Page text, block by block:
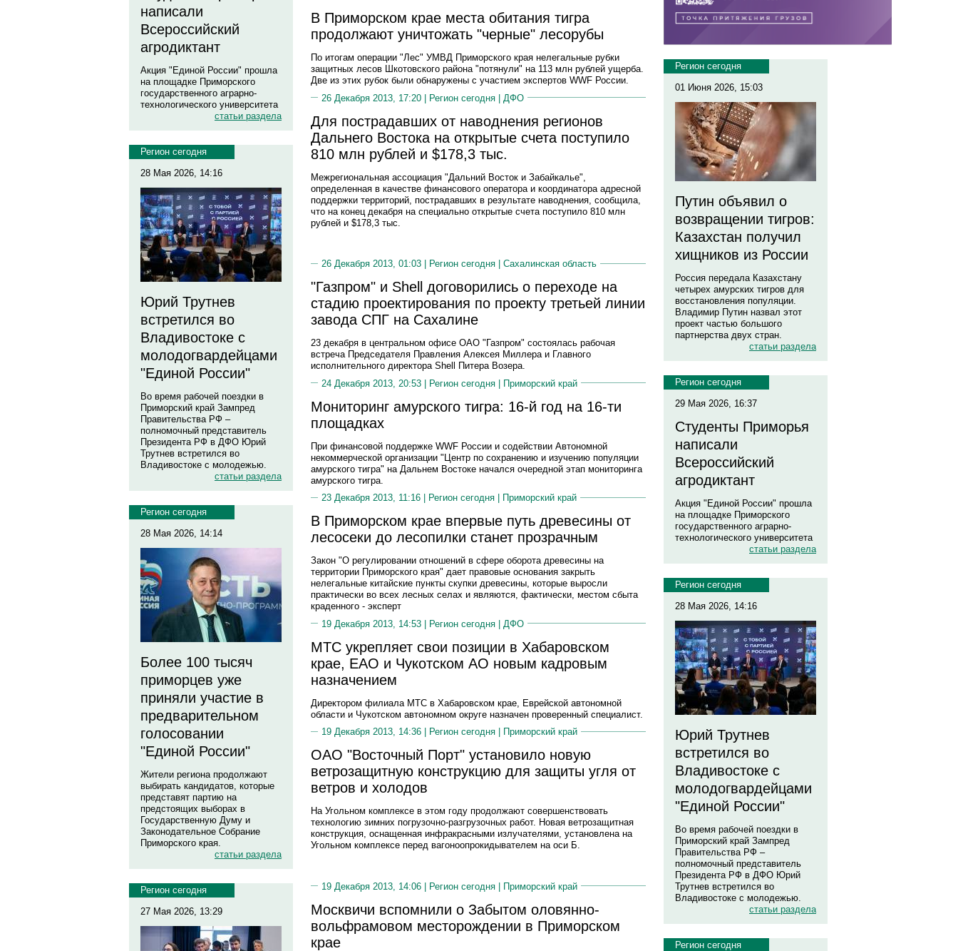
написали
Всероссийский
агродиктант
Акция "Единой России" прошла
на площадке Приморского
государственного аграрно-
технологического университета
статьи раздела
Регион сегодня
28 Мая 2026, 14:16
Юрий Трутнев
встретился во
Владивостоке с
молодогвардейцами
"Единой России"
Во время рабочей поездки в
Приморский край Зампред
Правительства РФ –
полномочный представитель
Президента РФ в ДФО Юрий
Трутнев встретился во
Владивостоке с молодежью.
статьи раздела
Регион сегодня
28 Мая 2026, 14:14
Более 100 тысяч
приморцев уже
приняли участие в
предварительном
голосовании
"Единой России"
Жители региона продолжают
выбирать кандидатов, которые
представят партию на
предстоящих выборах в
Государственную Думу и
Законодательное Собрание
Приморского края.
статьи раздела
Регион сегодня
27 Мая 2026, 13:29
В Приморском крае места обитания тигра
продолжают уничтожать "черные" лесорубы
По итогам операции "Лес" УМВД Приморского края нелегальные рубки
защитных лесов Шкотовского района "потянули" на 113 млн рублей ущерба.
Две из этих рубок были обнаружены с участием экспертов WWF России.
26 Декабря 2013, 17:20 | Регион сегодня | ДФО
Для пострадавших от наводнения регионов
Дальнего Востока на открытые счета поступило
810 млн рублей и $178,3 тыс.
Межрегиональная ассоциация "Дальний Восток и Забайкалье",
определенная в качестве финансового оператора и координатора адресной
поддержки территорий, пострадавших в результате наводнения, сообщила,
что на конец декабря на специально открытые счета поступило 810 млн
рублей и $178,3 тыс.
26 Декабря 2013, 01:03 | Регион сегодня Сахалинская область
"Газпром" и Shell договорились о переходе на
стадию проектирования по проекту третьей линии
завода СПГ на Сахалине
23 декабря в центральном офисе ОАО "Газпром" состоялась рабочая
встреча Председателя Правления Алексея Миллера и Главного
исполнительного директора Shell Питера Возера.
24 Декабря 2013, 20:53 | Регион сегодня | Приморский край
Мониторинг амурского тигра: 16-й год на 16-ти
площадках
При финансовой поддержке WWF России и содействии Автономной
некоммерческой организации "Центр по сохранению и изучению популяции
амурского тигра" на Дальнем Востоке начался очередной этап мониторинга
амурского тигра.
23 Декабря 2013, 11:16 |
Регион сегодня Приморский край
В Приморском крае впервые путь древесины от
лесосеки до лесопилки станет прозрачным
Закон "О регулировании отношений в сфере оборота древесины на
территории Приморского края" дает правовые основания закрыть
нелегальные китайские пункты скупки древесины, которые выросли
практически во всех лесных селах и являются, фактически, местом сбыта
краденного - эксперт
19 Декабря 2013, 14:53 | Регион сегодня | ДФО
МТС укрепляет свои позиции в Хабаровском
крае, ЕАО и Чукотском АО новым кадровым
назначением
Директором филиала МТС в Хабаровском крае, Еврейской автономной
области и Чукотском автономном округе назначен проверенный специалист.
19 Декабря 2013, 14:36 |
Регион сегодня Приморский край
ОАО "Восточный Порт" установило новую
ветрозащитную конструкцию для защиты угля от
ветров и холодов
На Угольном комплексе в этом году продолжают совершенствовать
технологию зимних погрузочно-разгрузочных работ. Новая ветрозащитная
конструкция, оснащенная инфракрасными излучателями, установлена на
Угольном комплексе перед вагоноопрокидывателем на оси Б.
19 Декабря 2013, 14:06 | Регион сегодня | Приморский край
Москвичи вспомнили о Забытом оловянно-
вольфрамовом месторождении в Приморском
крае
Регион сегодня
01 Июня 2026, 15:03
Путин объявил о
возвращении тигров:
Казахстан получил
хищников из России
Россия передала Казахстану
четырех амурских тигров для
восстановления популяции.
Владимир Путин назвал этот
проект частью большого
партнерства двух стран.
статьи раздела
Регион сегодня
29 Мая 2026, 16:37
Студенты Приморья
написали
Всероссийский
агродиктант
Акция "Единой России" прошла
на площадке Приморского
государственного аграрно-
технологического университета
статьи раздела
Регион сегодня
28 Мая 2026, 14:16
Юрий Трутнев
встретился во
Владивостоке с
молодогвардейцами
"Единой России"
Во время рабочей поездки в
Приморский край Зампред
Правительства РФ –
полномочный представитель
Президента РФ в ДФО Юрий
Трутнев встретился во
Владивостоке с молодежью.
статьи раздела
Регион сегодня